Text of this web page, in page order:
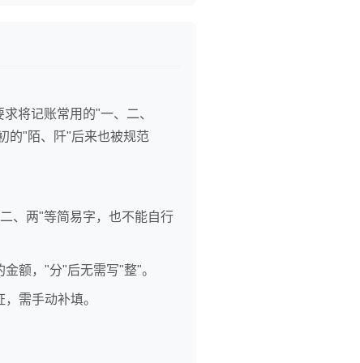
将记账常用的"一、二、
的"陌、阡"后来也被规范
、两"等简易字，也不能自行
额，"分"后无需写"整"。
需手动补填。